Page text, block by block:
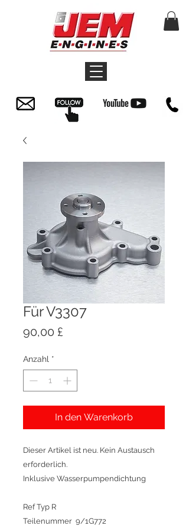
Für V3307
90,00 £
Anzahl *
In den Warenkorb
Dieser Artikel ist neu. Kein Austausch
erforderlich.
Inklusive Wasserpumpendichtung
Ref Typ R
Teilenummer 9/1G772